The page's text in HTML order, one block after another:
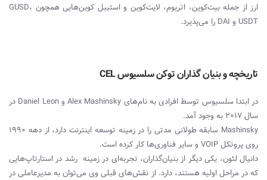
ارز از جمله بیت‌کوین، اتریوم، لایت‌کوین و استیبل کوین‌هایی همچون GUSD،
USDT و DAI را می‌پذیرد.
تاریخچه و بنیان گذاران توکن سلسیوس CEL
در ابتدا سلسیوس توسط افرادی به نام‌های Alex Mashinsky و Daniel Leon در
سال 2017 به وجود آمد.
Mashinsky سابقه طولانی مدتی را در زمینه توسعه اینترنت دارد، از دهه 1990
روی پروتکل VOIP و سایر فناوری‌ها کار کرده است.
دانیال لئون، یکی دیگر از بنیان‌گذاران، تجربه‌ای در زمینه رشد در استارتاپ‌هایی
که در مراحل اولیه هستند، دارد. از نقش‌های قبلی وی می‌توان به مدیرعاملی در